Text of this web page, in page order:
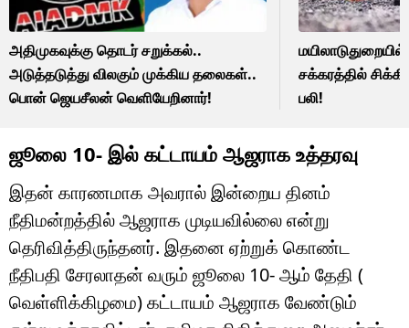
அதிமுகவுக்கு தொடர் சறுக்கல்..
அடுத்தடுத்து விலகும் முக்கிய தலைகள்..
பொன் ஜெயசீலன் வெளியேறினார்!
சக்கரத்தில் சிக்கி
பலி!
ஜூலை 10- இல் கட்டாயம் ஆஜராக உத்தரவு
இதன் காரணமாக அவரால் இன்றைய தினம்
நீதிமன்றத்தில் ஆஜராக முடியவில்லை என்று
தெரிவித்திருந்தனர். இதனை ஏற்றுக் கொண்ட
நீதிபதி சேரலாதன் வரும் ஜூலை 10- ஆம் தேதி (
வெள்ளிக்கிழமை) கட்டாயம் ஆஜராக வேண்டும்